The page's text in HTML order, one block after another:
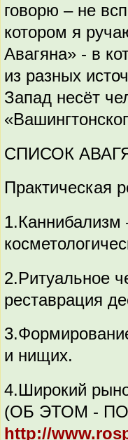
говорю – не
котором я
Авагяна» - в
из разных
Запад несёт
СПИСОК
Практическая
1.Каннибализм
2.Ритуальное
реставрация
и нищих.
4.Широкий
(ОБ ЭТОМ -
http://